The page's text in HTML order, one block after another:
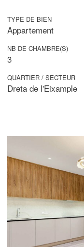
TYPE DE BIEN
Appartement
NB DE CHAMBRE(S)
3
QUARTIER / SECTEUR
Dreta de l'Eixample